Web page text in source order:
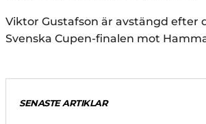
Viktor Gustafson är avstängd efter
Svenska Cupen-finalen mot
SENASTE ARTIKLAR